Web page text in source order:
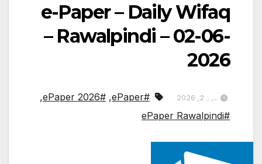
e-Paper – Daily Wifaq
– Rawalpindi – 02-06-
2026
جون 2, 2026 #ePaper
,
#ePaper 2026
,
#ePaper Rawalpindi